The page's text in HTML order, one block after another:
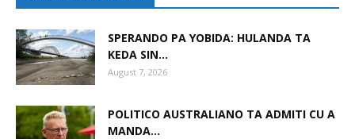
SPERANDO PA YOBIDA: HULANDA TA
KEDA SIN...
August 7, 2026
POLITICO AUSTRALIANO TA ADMITI CU A
MANDA...